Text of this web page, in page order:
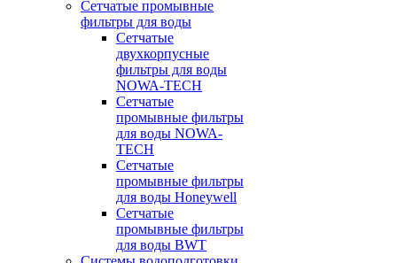
Сетчатые промывные
фильтры для воды
Сетчатые
двухкорпусные
фильтры для воды
NOWA-TECH
Сетчатые
промывные фильтры
для воды NOWA-
TECH
Сетчатые
промывные фильтры
для воды Honeywell
Сетчатые
промывные фильтры
для воды BWT